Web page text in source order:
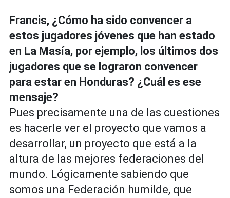
Francis, ¿Cómo ha sido convencer a
estos jugadores jóvenes que han estado
en La Masía, por ejemplo, los últimos dos
jugadores que se lograron convencer
para estar en Honduras? ¿Cuál es ese
mensaje?
Pues precisamente una de las cuestiones
es hacerle ver el proyecto que vamos a
desarrollar, un proyecto que está a la
altura de las mejores federaciones del
mundo. Lógicamente sabiendo que
somos una Federación humilde, que